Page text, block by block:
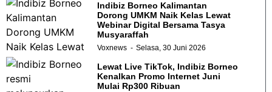
Indibiz Borneo Kalimantan
Dorong UMKM Naik Kelas Lewat
Webinar Digital Bersama Tasya
Musyaraffah
Voxnews Selasa, 30 Juni 2026
Lewat Live TikTok, Indibiz Borneo
Kenalkan Promo Internet Juni
Mulai Rp300 Ribuan